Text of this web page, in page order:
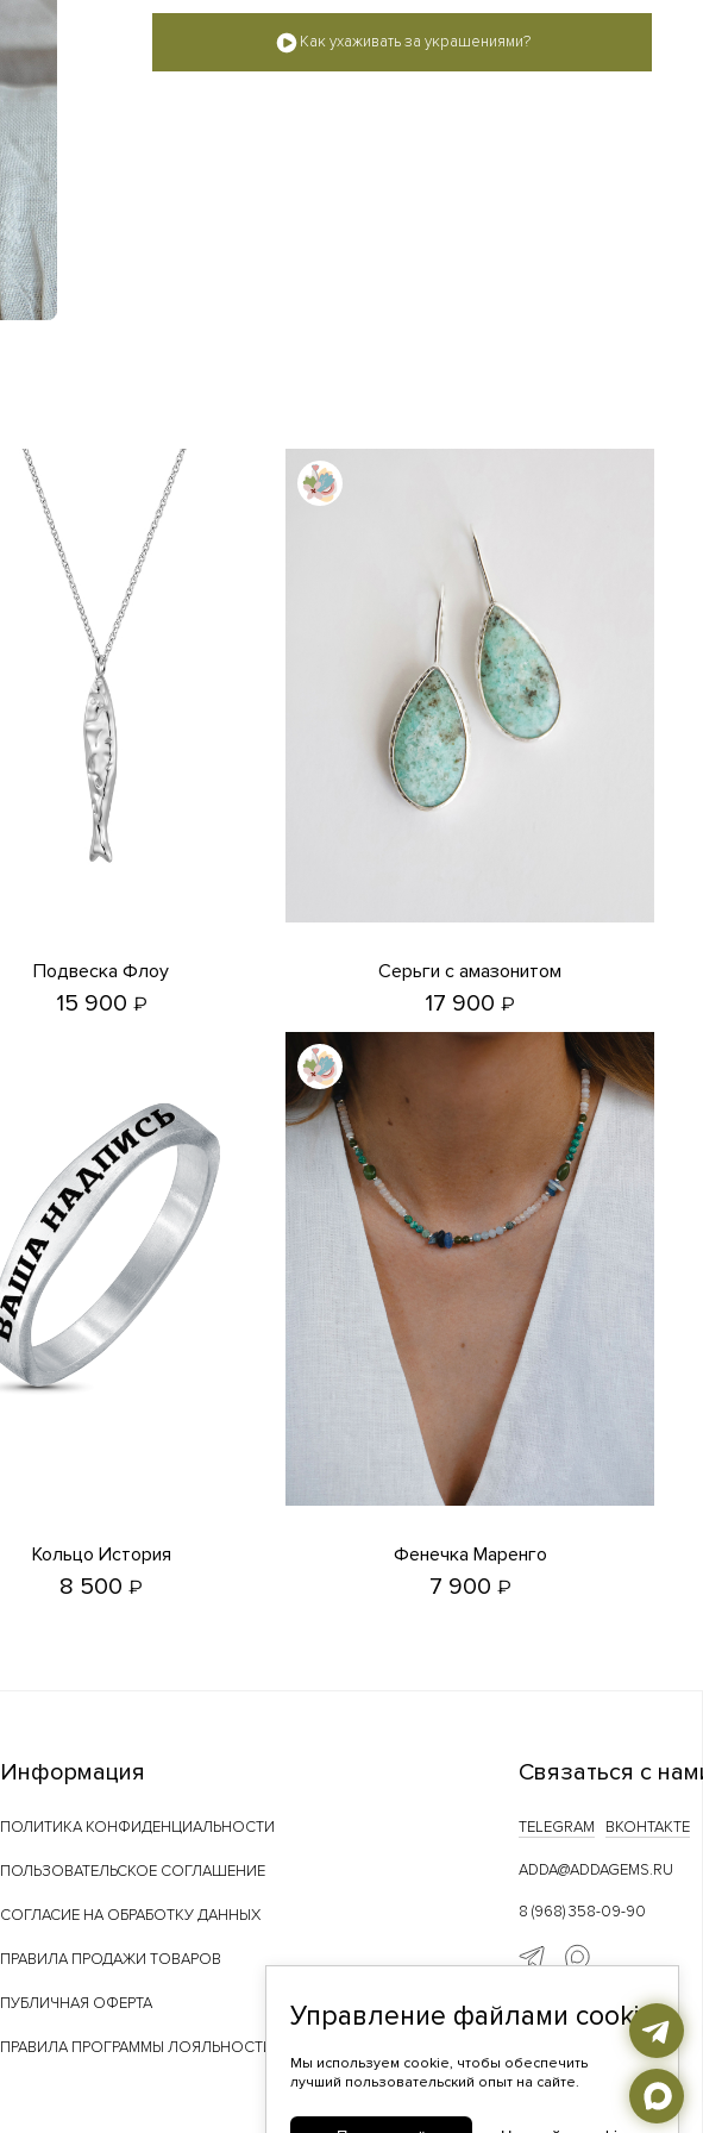
Как ухаживать за украшениями?
Подвеска Флоу
15 900 ₽
Серьги с амазонитом
17 900 ₽
Кольцо История
8 500 ₽
Фенечка Маренго
7 900 ₽
Информация
ПОЛИТИКА КОНФИДЕНЦИАЛЬНОСТИ
ПОЛЬЗОВАТЕЛЬСКОЕ СОГЛАШЕНИЕ
СОГЛАСИЕ НА ОБРАБОТКУ ДАННЫХ
ПРАВИЛА ПРОДАЖИ ТОВАРОВ
ПУБЛИЧНАЯ ОФЕРТА
ПРАВИЛА ПРОГРАММЫ ЛОЯЛЬНОСТИ
Связаться с
TELEGRAM ВКОНТАКТЕ
ADDA@ADDAGEMS.RU
8 (968) 358-09-90
Управление файлами cookie
Мы используем cookie, чтобы обеспечить
лучший пользовательский опыт на сайте.